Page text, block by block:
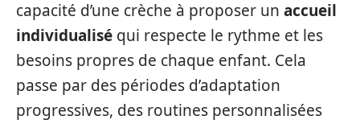
capacité d’une crèche à proposer un accueil
individualisé qui respecte le rythme et les
besoins propres de chaque enfant. Cela
passe par des périodes d’adaptation
progressives, des routines personnalisées